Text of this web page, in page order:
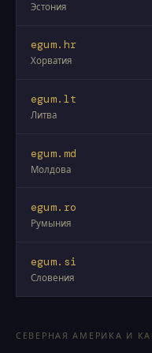
Эстония
egum.hr
Хорватия
egum.lt
Литва
egum.md
Молдова
egum.ro
Румыния
egum.si
Словения
СЕВЕРНАЯ АМЕРИКА И